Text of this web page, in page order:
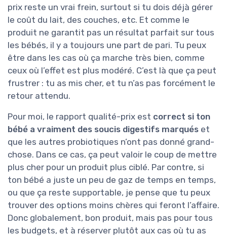
prix reste un vrai frein, surtout si tu dois déjà gérer
le coût du lait, des couches, etc. Et comme le
produit ne garantit pas un résultat parfait sur tous
les bébés, il y a toujours une part de pari. Tu peux
être dans les cas où ça marche très bien, comme
ceux où l’effet est plus modéré. C’est là que ça peut
frustrer : tu as mis cher, et tu n’as pas forcément le
retour attendu.
Pour moi, le rapport qualité-prix est correct si ton
bébé a vraiment des soucis digestifs marqués et
que les autres probiotiques n’ont pas donné grand-
chose. Dans ce cas, ça peut valoir le coup de mettre
plus cher pour un produit plus ciblé. Par contre, si
ton bébé a juste un peu de gaz de temps en temps,
ou que ça reste supportable, je pense que tu peux
trouver des options moins chères qui feront l’affaire.
Donc globalement, bon produit, mais pas pour tous
les budgets, et à réserver plutôt aux cas où tu as